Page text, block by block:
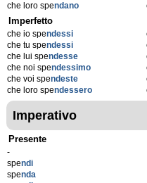
che loro spendano
Imperfetto
che io spendessi
che tu spendessi
che lui spendesse
che noi spendessimo
che voi spendeste
che loro spendessero
Imperativo
Presente
-
spendi
spenda